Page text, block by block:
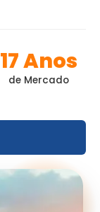
17 Anos
de Mercado